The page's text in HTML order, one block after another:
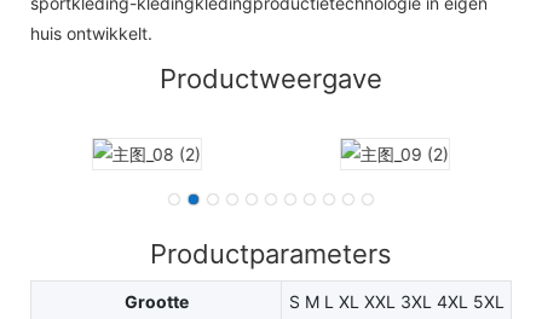
huis ontwikkelt.
Productweergave
Productparameters
Grootte
S M L XL XXL 3XL 4XL 5XL